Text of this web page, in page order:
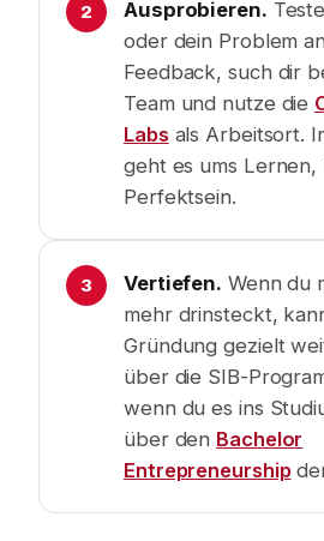
Ausprobieren.
oder dein Problem
Feedback, such dir
Team und nutze die
Labs als Arbeitsort.
geht es ums Lernen,
Perfektsein.
Vertiefen. Wenn du
mehr drinsteckt,
Gründung gezielt
über die SIB-
wenn du es ins
über den Bachelor
Entrepreneurship